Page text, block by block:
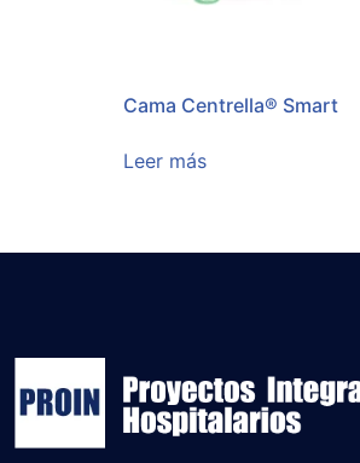
Cama Centrella® Smart
Leer más